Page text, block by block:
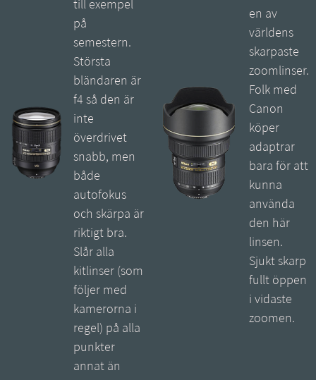
till exempel
på
semestern.
Största
bländaren är
f4 så den är
inte
överdrivet
snabb, men
både
autofokus
och skärpa är
riktigt bra.
Slår alla
kitlinser (som
följer med
kamerorna i
regel) på alla
punkter
annat än
en av
världens
skarpaste
zoomlinser.
Folk med
Canon
köper
adaptrar
bara för att
kunna
använda
den här
linsen.
Sjukt skarp
fullt öppen
i vidaste
zoomen.